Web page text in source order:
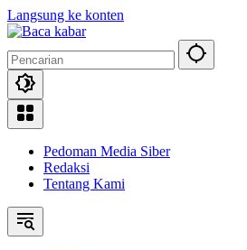
Langsung ke konten
Pedoman Media Siber
Redaksi
Tentang Kami